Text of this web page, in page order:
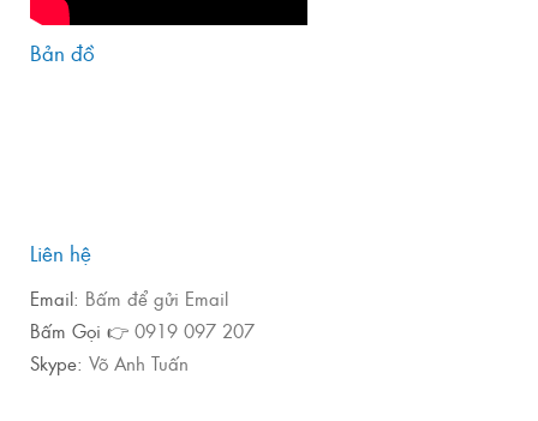
Bản đồ
Liên hệ
Email: Bấm để gửi Email
Bấm Gọi 👉 0919 097 207
Skype: Võ Anh Tuấn